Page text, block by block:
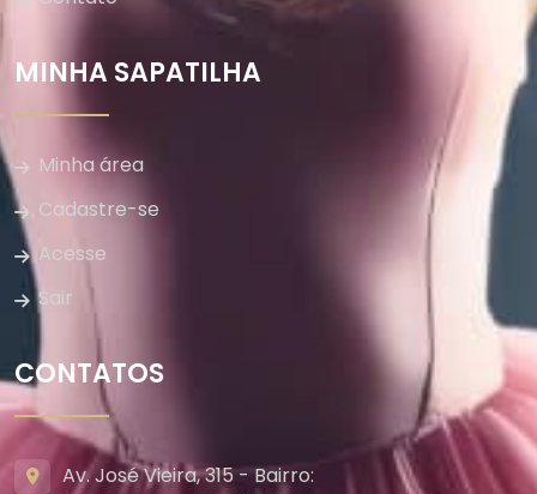
MINHA SAPATILHA
Minha área
Cadastre-se
Acesse
Sair
CONTATOS
Av. José Vieira, 315 - Bairro: